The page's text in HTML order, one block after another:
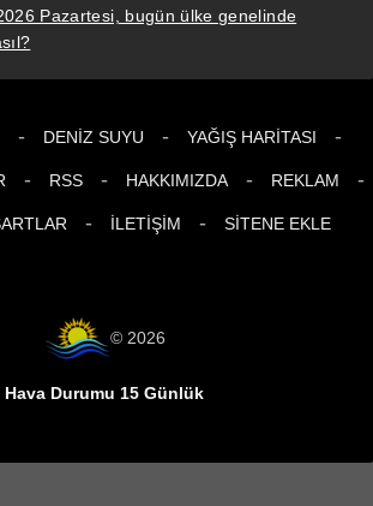
Pazartesi, bugün ülke genelinde
- DENIZ SUYU - YAĞIŞ HARITASI -
- RSS - HAKKIMIZDA - REKLAM -
- İLETIŞIM - SITENE EKLE
© 2026
Hava Durumu 15 Günlük